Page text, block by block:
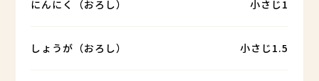
にんにく（おろし） 小さじ1
しょうが（おろし） 小さじ1.5